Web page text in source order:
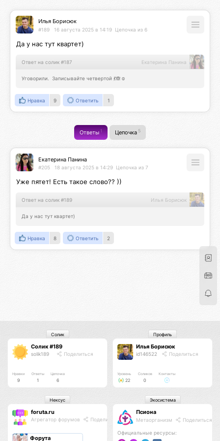
Илья Борисюк
#189 16 августа 2025 в 14:19 Цепочка из 6
Да у нас тут квартет)
Ответ на солик #187 Екатерина Панина
Уговорили.  Записывайте четвертой 💃🙈☺️
Нравка 9 Ответить 1
Ответы1 Цепочка 5
Екатерина Панина
#205 18 августа 2025 в 14:29 Цепочка из 7
Уже пятет! Есть такое слово?? ))
Ответ на солик #189 Илья Борисюк
Да у нас тут квартет)
Нравка 8 Ответить 2
Солик #189
solik189 Поделиться
Нравки
9
Ответы
1
Цепочка
6
Солик
Илья Борисюк
id146522 Поделиться
Уровень
22
Соликов
0
Контакты
Профиль
foruta.ru
Агрегатор форумов Поделиться
Форута
Нексус
Псиона
Метаорганизм Поделиться
Официальные ресурсы:
Экосистема